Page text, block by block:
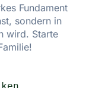
Fundament
sondern in
wird. Starte